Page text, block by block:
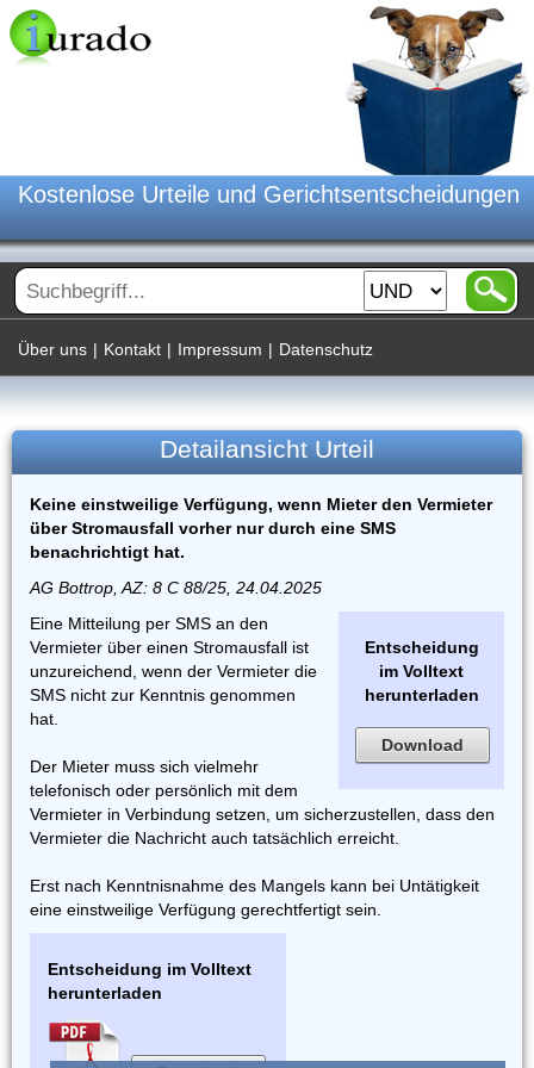
Kostenlose Urteile und Gerichtsentscheidungen
Über uns | Kontakt | Impressum | Datenschutz
Detailansicht Urteil
Keine einstweilige Verfügung, wenn Mieter den Vermieter
über Stromausfall vorher nur durch eine SMS
benachrichtigt hat.
AG Bottrop, AZ: 8 C 88/25, 24.04.2025
Entscheidung
im Volltext
herunterladen
Download
Eine Mitteilung per SMS an den
Vermieter über einen Stromausfall ist
unzureichend, wenn der Vermieter die
SMS nicht zur Kenntnis genommen
hat.
Der Mieter muss sich vielmehr
telefonisch oder persönlich mit dem
Vermieter in Verbindung setzen, um sicherzustellen, dass den
Vermieter die Nachricht auch tatsächlich erreicht.
Erst nach Kenntnisnahme des Mangels kann bei Untätigkeit
eine einstweilige Verfügung gerechtfertigt sein.
Entscheidung im Volltext
herunterladen